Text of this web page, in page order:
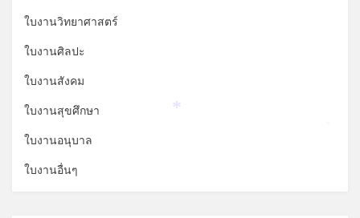
ใบงานวิทยาศาสตร์
ใบงานศิลปะ
ใบงานสังคม
ใบงานสุขศึกษา
ใบงานอนุบาล
ใบงานอื่นๆ